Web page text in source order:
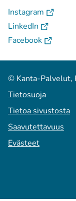
Instagram
LinkedIn Avautuu
Facebook( Avautuu
© Kanta-Palvelut,
Tietosuoja
Tietoa sivustosta
Saavutettavuus
Evästeet